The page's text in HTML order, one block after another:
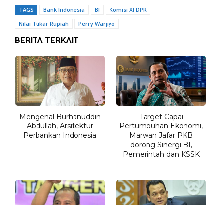
TAGS Bank Indonesia BI
Komisi XI DPR
Nilai Tukar Rupiah
Perry Warjiyo
BERITA TERKAIT
Mengenal Burhanuddin
Abdullah, Arsitektur
Perbankan Indonesia
Target Capai
Pertumbuhan Ekonomi,
Marwan Jafar PKB
dorong Sinergi BI,
Pemerintah dan KSSK